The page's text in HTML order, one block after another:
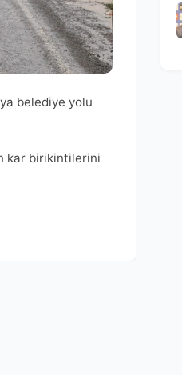
belediye yolu
kar birikintilerini